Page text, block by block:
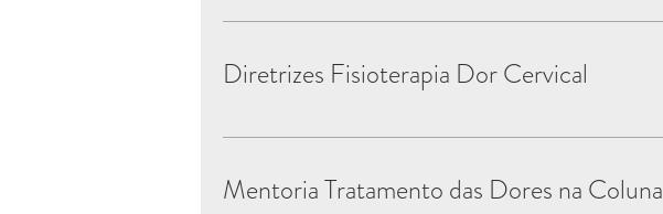
Diretrizes Fisioterapia Dor Cervical
Mentoria Tratamento das Dores na Coluna